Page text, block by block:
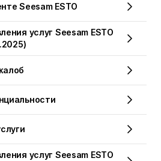
Seesam ESTO
услуг Seesam ESTO
услуг Seesam ESTO